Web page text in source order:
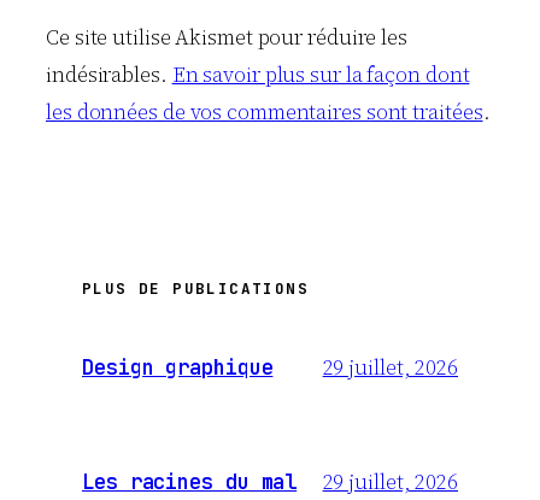
Ce site utilise Akismet pour réduire les
indésirables. En savoir plus sur la façon dont
les données de vos commentaires sont traitées.
PLUS DE PUBLICATIONS
Design graphique 29 juillet, 2026
Les racines du mal 29 juillet, 2026